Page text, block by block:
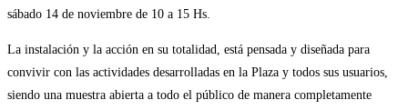
sábado 14 de noviembre de 10 a 15 Hs.
La instalación y la acción en su totalidad, está pensada y diseñada para
convivir con las actividades desarrolladas en la Plaza y todos sus usuarios,
siendo una muestra abierta a todo el público de manera completamente